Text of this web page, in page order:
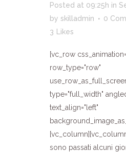
Posted at 09:25h in
by skilladmin
0
3 Likes
[vc_row
row_type="row"
type="full_width"
text_align="left"
sono passati alcuni